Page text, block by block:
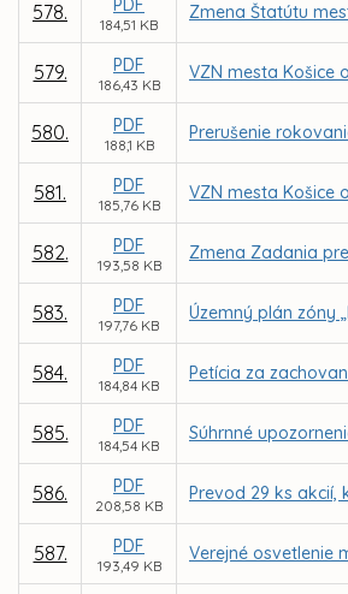
578. PDF
184,51 KB
Zmena Štatútu
579. PDF
186,43 KB
VZN mesta Košice
580. PDF
188,1 KB
Prerušenie
581. PDF
185,76 KB
VZN mesta Košice
582. PDF
193,58 KB
Zmena Zadania
583. PDF
197,76 KB
Územný plán zóny
584. PDF
184,84 KB
Petícia za
585. PDF
184,54 KB
Súhrnné
586. PDF
208,58 KB
Prevod 29 ks akcií,
587. PDF
193,49 KB
Verejné osvetlenie